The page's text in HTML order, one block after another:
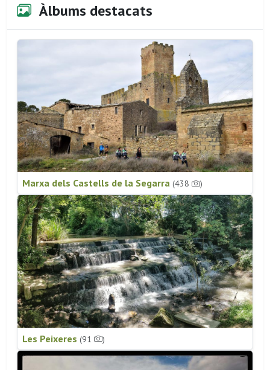
Àlbums destacats
Marxa dels Castells de la Segarra (438 )
Les Peixeres (91 )